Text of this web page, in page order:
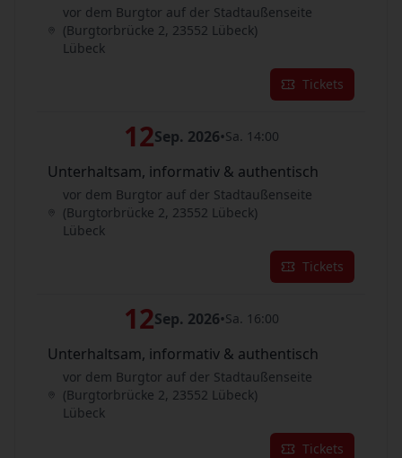
vor dem Burgtor auf der Stadtaußenseite
(Burgtorbrücke 2, 23552 Lübeck)
Lübeck
Tickets
12Sep. 2026•Sa. 14:00
Unterhaltsam, informativ & authentisch
vor dem Burgtor auf der Stadtaußenseite
(Burgtorbrücke 2, 23552 Lübeck)
Lübeck
Tickets
12Sep. 2026•Sa. 16:00
Unterhaltsam, informativ & authentisch
vor dem Burgtor auf der Stadtaußenseite
(Burgtorbrücke 2, 23552 Lübeck)
Lübeck
Tickets